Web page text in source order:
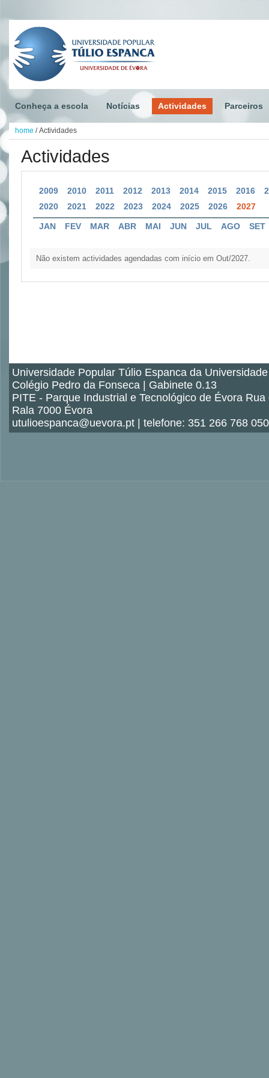
Conheça a escola Notícias Actividades Parceiros
home / Actividades
Actividades
2009 2010 2011 2012 2013 2014 2015 2016
2020
2021 2022 2023 2024 2025 2026 2027
JAN FEV MAR ABR MAI JUN JUL AGO SET
Não existem actividades agendadas com início em Out/2027.
Universidade Popular Túlio Espanca da
Colégio Pedro da Fonseca | Gabinete 0.13
PITE - Parque Industrial e Tecnológico de Évora Rua
Rala 7000 Évora
utulioespanca@uevora.pt | telefone: 351 266 768 050